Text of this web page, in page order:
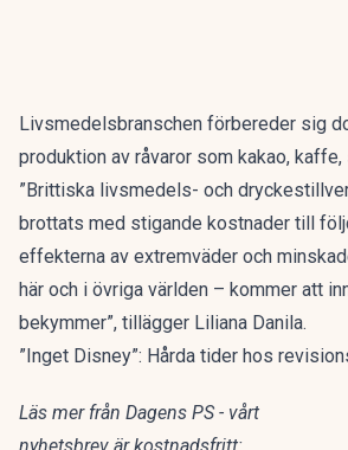
Livsmedelsbranschen förbereder sig
produktion av råvaror som kakao,
”Brittiska livsmedels- och
brottats med stigande kostnader till
effekterna av extremväder och
här och i övriga världen – kommer att
bekymmer”, tillägger Liliana Danila.
”Inget Disney”: Hårda tider hos
Läs mer från Dagens PS - vårt